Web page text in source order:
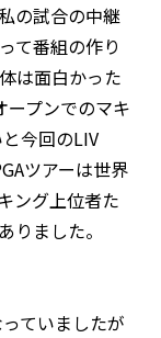
の試合の中継
て番組の作り
は面白かった
ープンでのマキ
今回のLIV
ツアーは世界
ング上位者た
りました。
ていましたが